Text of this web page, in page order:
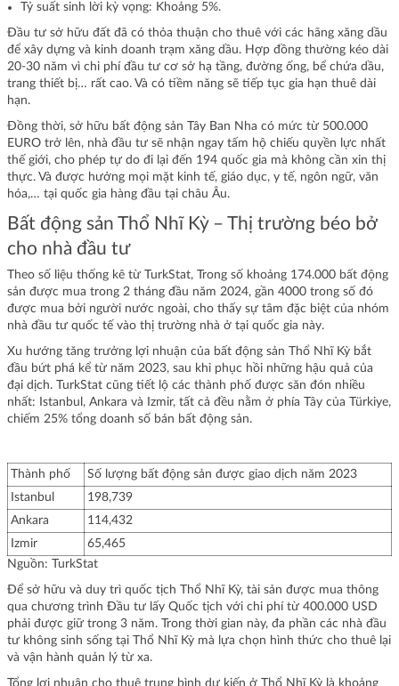
Tỷ suất sinh lời kỳ vọng: Khoảng 5%.
Đầu tư sở hữu đất đã có thỏa thuận cho thuê với các hãng xăng dầu
để xây dựng và kinh doanh trạm xăng dầu. Hợp đồng thường kéo dài
20-30 năm vì chi phí đầu tư cơ sở hạ tầng, đường ống, bể chứa dầu,
trang thiết bị… rất cao. Và có tiềm năng sẽ tiếp tục gia hạn thuê dài
hạn.
Đồng thời, sở hữu bất động sản Tây Ban Nha có mức từ 500.000
EURO trở lên, nhà đầu tư sẽ nhận ngay tấm hộ chiếu quyền lực nhất
thế giới, cho phép tự do đi lại đến 194 quốc gia mà không cần xin thị
thực. Và được hưởng mọi mặt kinh tế, giáo dục, y tế, ngôn ngữ, văn
hóa,… tại quốc gia hàng đầu tại châu Âu.
Bất động sản Thổ Nhĩ Kỳ – Thị trường béo bở
cho nhà đầu tư
Theo số liệu thống kê từ TurkStat, Trong số khoảng 174.000 bất động
sản được mua trong 2 tháng đầu năm 2024, gần 4000 trong số đó
được mua bởi người nước ngoài, cho thấy sự tâm đặc biệt của nhóm
nhà đầu tư quốc tế vào thị trường nhà ở tại quốc gia này.
Xu hướng tăng trưởng lợi nhuận của bất động sản Thổ Nhĩ Kỳ bắt
đầu bứt phá kể từ năm 2023, sau khi phục hồi những hậu quả của
đại dịch. TurkStat cũng tiết lộ các thành phố được săn đón nhiều
nhất: Istanbul, Ankara và Izmir, tất cả đều nằm ở phía Tây của Türkiye,
chiếm 25% tổng doanh số bán bất động sản.
Thành phố
Số lượng bất động sản được giao dịch năm 2023
Istanbul
198,739
Ankara
114,432
Izmir
65,465
Nguồn: TurkStat
Để sở hữu và duy trì quốc tịch Thổ Nhĩ Kỳ, tài sản được mua thông
qua chương trình Đầu tư lấy Quốc tịch với chi phí từ 400.000 USD
phải được giữ trong 3 năm. Trong thời gian này, đa phần các nhà đầu
tư không sinh sống tại Thổ Nhĩ Kỳ mà lựa chọn hình thức cho thuê lại
và vận hành quản lý từ xa.